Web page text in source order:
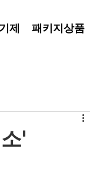
제 패키지상품
'